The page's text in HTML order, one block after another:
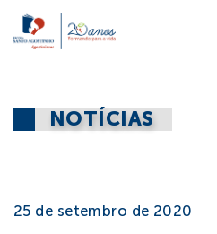
A Escola
NOTÍCIAS
25 de setembro de 2020